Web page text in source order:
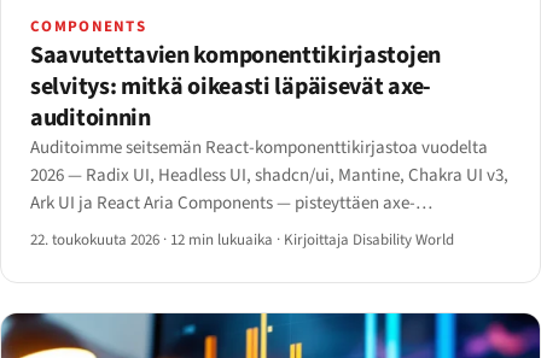
COMPONENTS
Saavutettavien komponenttikirjastojen
selvitys: mitkä oikeasti läpäisevät axe-
auditoinnin
Auditoimme seitsemän React-komponenttikirjastoa vuodelta
2026 — Radix UI, Headless UI, shadcn/ui, Mantine, Chakra UI v3,
Ark UI ja React Aria Components — pisteyttäen axe-
läpäisyasteen, ARIA-kattavuuden, näppäimistösopimukset ja
22. toukokuuta 2026 · 12 min lukuaika · Kirjoittaja Disability World